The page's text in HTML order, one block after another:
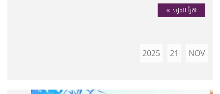
اقرأ المزيد
NOV
21
2025